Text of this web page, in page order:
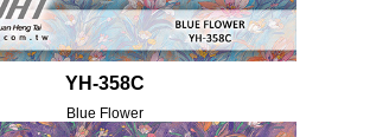
YH-358C
Blue Flower